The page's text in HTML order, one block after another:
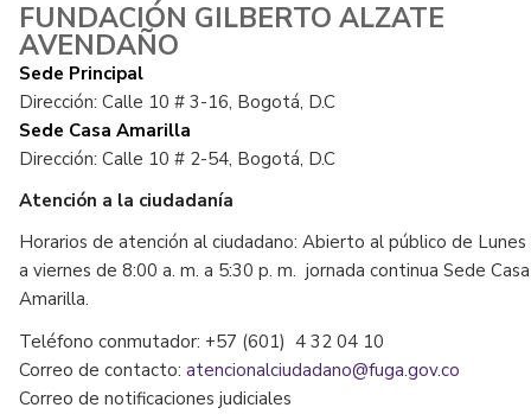
FUNDACIÓN GILBERTO ALZATE
AVENDAÑO
Sede Principal
Dirección: Calle 10 # 3-16, Bogotá, D.C
Sede Casa Amarilla
Dirección: Calle 10 # 2-54, Bogotá, D.C
Atención a la ciudadanía
Horarios de atención al ciudadano: Abierto al público de Lunes
a viernes de 8:00 a. m. a 5:30 p. m. jornada continua Sede Casa
Amarilla.
Teléfono conmutador: +57 (601) 4 32 04 10
Correo de contacto: atencionalciudadano@fuga.gov.co
Correo de notificaciones judiciales